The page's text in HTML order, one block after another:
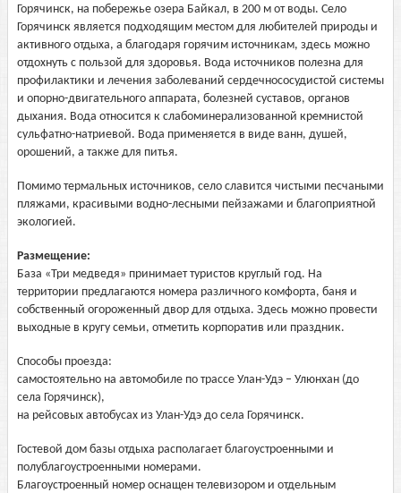
Горячинск, на побережье озера Байкал, в 200 м от воды. Село
Горячинск является подходящим местом для любителей природы и
активного отдыха, а благодаря горячим источникам, здесь можно
отдохнуть с пользой для здоровья. Вода источников полезна для
профилактики и лечения заболеваний сердечнососудистой системы
и опорно-двигательного аппарата, болезней суставов, органов
дыхания. Вода относится к слабоминерализованной кремнистой
сульфатно-натриевой. Вода применяется в виде ванн, душей,
орошений, а также для питья.
Помимо термальных источников, село славится чистыми песчаными
пляжами, красивыми водно-лесными пейзажами и благоприятной
экологией.
Размещение:
База «Три медведя» принимает туристов круглый год. На
территории предлагаются номера различного комфорта, баня и
собственный огороженный двор для отдыха. Здесь можно провести
выходные в кругу семьи, отметить корпоратив или праздник.
Способы проезда:
самостоятельно на автомобиле по трассе Улан-Удэ – Улюнхан (до
села Горячинск),
на рейсовых автобусах из Улан-Удэ до села Горячинск.
Гостевой дом базы отдыха располагает благоустроенными и
полублагоустроенными номерами.
Благоустроенный номер оснащен телевизором и отдельным